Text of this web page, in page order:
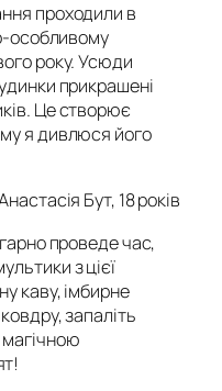
проходили в
особливому
року. Усюди
прикрашені
Це створює
я дивлюся його
Бут, 18 років
проведе час,
з цієї
каву, імбирне
запаліть